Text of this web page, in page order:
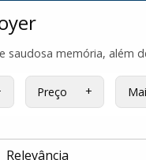
saudosa memória, além
Preço